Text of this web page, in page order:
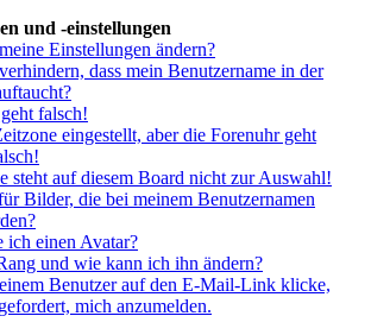
und -einstellungen
Einstellungen ändern?
dass mein Benutzername in der
falsch!
eingestellt, aber die Forenuhr geht
steht auf diesem Board nicht zur Auswahl!
Bilder, die bei meinem Benutzernamen
ich einen Avatar?
und wie kann ich ihn ändern?
Benutzer auf den E-Mail-Link klicke,
mich anzumelden.